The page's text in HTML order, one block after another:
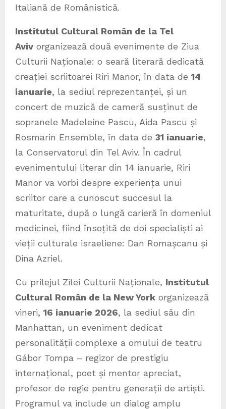
Italiană de Românistică.
Institutul Cultural Român de la Tel
Aviv organizează două evenimente de Ziua
Culturii Naționale: o seară literară dedicată
creației scriitoarei Riri Manor, în data de 14
ianuarie, la sediul reprezentanței, și un
concert de muzică de cameră susținut de
sopranele Madeleine Pascu, Aida Pascu și
Rosmarin Ensemble, în data de 31 ianuarie,
la Conservatorul din Tel Aviv. În cadrul
evenimentului literar din 14 ianuarie, Riri
Manor va vorbi despre experiența unui
scriitor care a cunoscut succesul la
maturitate, după o lungă carieră în domeniul
medicinei, fiind însoțită de doi specialiști ai
vieții culturale israeliene: Dan Romașcanu și
Dina Azriel.
Cu prilejul Zilei Culturii Naționale, Institutul
Cultural Român de la New York organizează
vineri, 16 ianuarie 2026, la sediul său din
Manhattan, un eveniment dedicat
personalității complexe a omului de teatru
Gábor Tompa – regizor de prestigiu
internațional, poet și mentor apreciat,
profesor de regie pentru generații de artiști.
Programul va include un dialog amplu